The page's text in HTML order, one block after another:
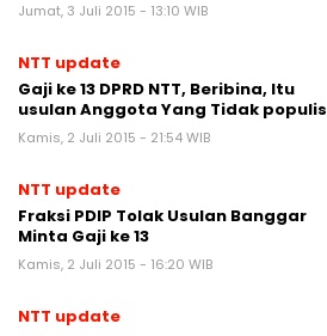
Jumat, 3 Juli 2015 - 13:10 WIB
NTT update
Gaji ke 13 DPRD NTT, Beribina, Itu
usulan Anggota Yang Tidak populis
Kamis, 2 Juli 2015 - 21:54 WIB
NTT update
Fraksi PDIP Tolak Usulan Banggar
Minta Gaji ke 13
Kamis, 2 Juli 2015 - 16:20 WIB
NTT update